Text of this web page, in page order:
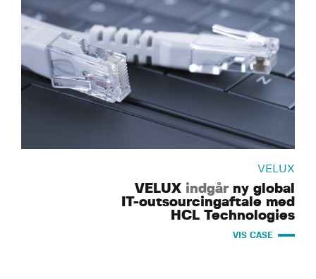
VELUX
VELUX indgårny global
IT-outsourcingaftale med
HCL Technologies
VIS CASE